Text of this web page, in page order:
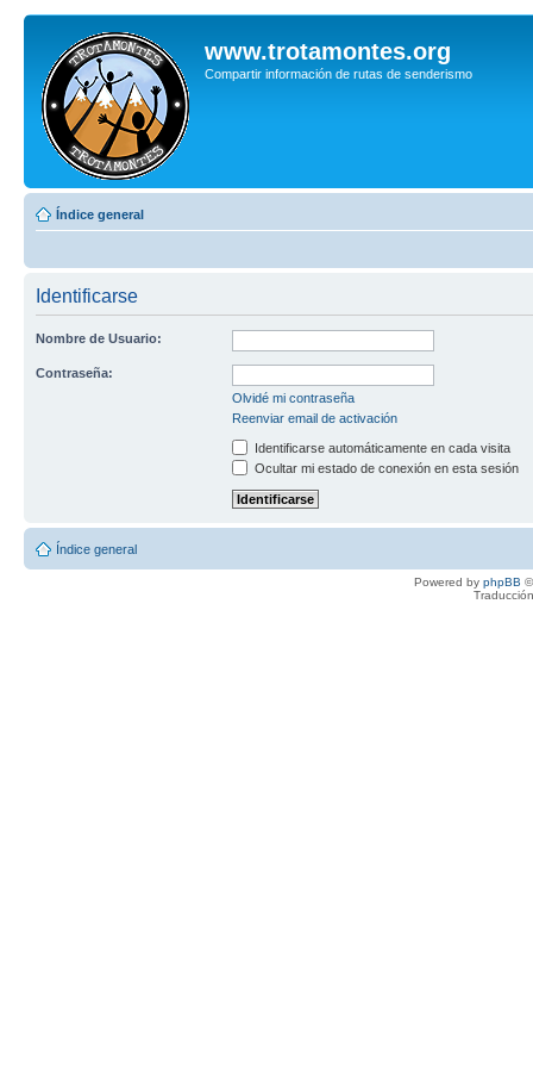
www.trotamontes.org
Compartir información de rutas de senderismo
Índice general
Identificarse
Nombre de Usuario:
Contraseña:
Olvidé mi contraseña
Reenviar email de activación
Identificarse automáticamente en cada visita
Ocultar mi estado de conexión en esta sesión
Índice general
Powered by phpBB